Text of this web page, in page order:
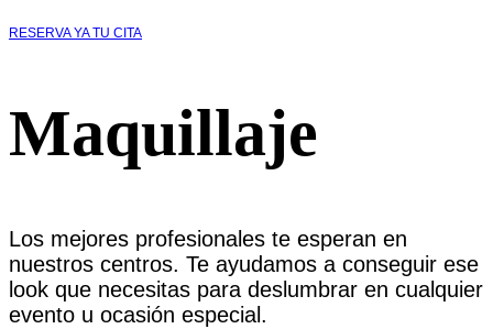
RESERVA YA TU CITA
Maquillaje
Los mejores profesionales te esperan en
nuestros centros. Te ayudamos a conseguir ese
look que necesitas para deslumbrar en cualquier
evento u ocasión especial.